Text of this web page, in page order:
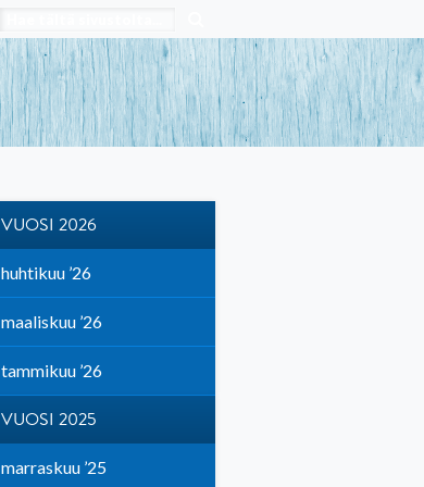
VUOSI 2026
huhtikuu ’26
maaliskuu ’26
tammikuu ’26
VUOSI 2025
marraskuu ’25